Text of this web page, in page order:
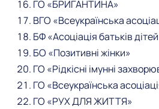
ГО «БРИГАНТИНА»
ВГО «Всеукраїнська
БФ «Асоціація батьків
БО «Позитивні жінки»
ГО «Рідкісні імунні
ГО «Всеукраїнська
ГО «РУХ ДЛЯ ЖИТТЯ»